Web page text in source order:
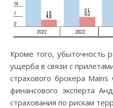
Кроме того, убыточность
ущерба в связи с
страхового брокера
финансового эксперта
страхования по рискам